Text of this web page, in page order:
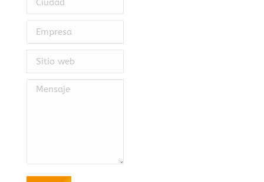
Empresa
Sitio web
Mensaje